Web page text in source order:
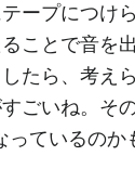
ープにつけ
ことで音を
たら、考え
ごいね。
ているのか